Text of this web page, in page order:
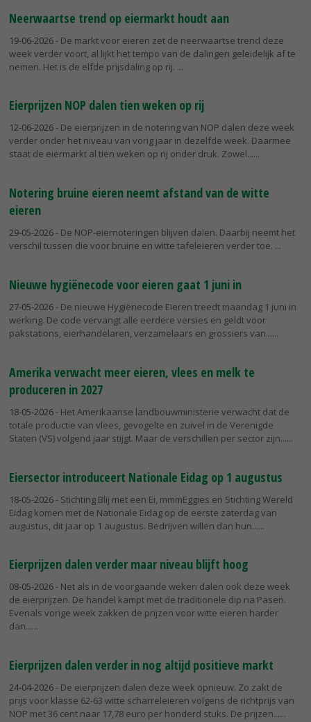
Neerwaartse trend op eiermarkt houdt aan
19-06-2026- De markt voor eieren zet de neerwaartse trend deze
week verder voort, al lijkt het tempo van de dalingen geleidelijk af te
nemen. Het is de elfde prijsdaling op rij.
Eierprijzen NOP dalen tien weken op rij
12-06-2026- De eierprijzen in de notering van NOP dalen deze week
verder onder het niveau van vorig jaar in dezelfde week. Daarmee
staat de eiermarkt al tien weken op rij onder druk. Zowel...
Notering bruine eieren neemt afstand van de witte
eieren
29-05-2026- De NOP-eiernoteringen blijven dalen. Daarbij neemt het
verschil tussen die voor bruine en witte tafeleieren verder toe.
Nieuwe hygiënecode voor eieren gaat 1 juni in
27-05-2026- De nieuwe Hygiënecode Eieren treedt maandag 1 juni in
werking. De code vervangt alle eerdere versies en geldt voor
pakstations, eierhandelaren, verzamelaars en grossiers van...
Amerika verwacht meer eieren, vlees en melk te
produceren in 2027
18-05-2026- Het Amerikaanse landbouwministerie verwacht dat de
totale productie van vlees, gevogelte en zuivel in de Verenigde
Staten (VS) volgend jaar stijgt. Maar de verschillen per sector zijn...
Eiersector introduceert Nationale Eidag op 1 augustus
18-05-2026- Stichting Blij met een Ei, mmmEggies en Stichting Wereld
Eidag komen met de Nationale Eidag op de eerste zaterdag van
augustus, dit jaar op 1 augustus. Bedrijven willen dan hun...
Eierprijzen dalen verder maar niveau blijft hoog
08-05-2026- Net als in de voorgaande weken dalen ook deze week
de eierprijzen. De handel kampt met de traditionele dip na Pasen.
Evenals vorige week zakken de prijzen voor witte eieren harder
dan...
Eierprijzen dalen verder in nog altijd positieve markt
24-04-2026- De eierprijzen dalen deze week opnieuw. Zo zakt de
prijs voor klasse 62-63 witte scharreleieren volgens de richtprijs van
NOP met 36 cent naar 17,78 euro per honderd stuks. De prijzen...